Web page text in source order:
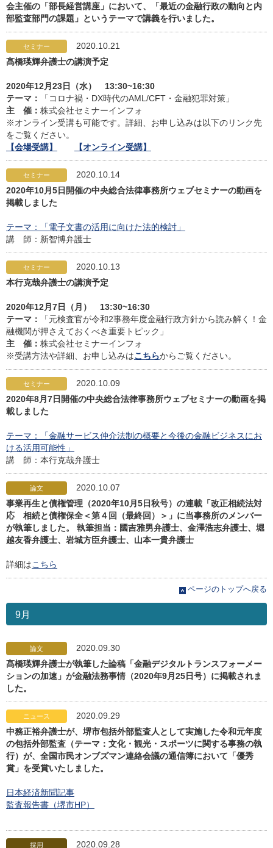
会主催の「部長経営講座」において、「最近の金融行政の動向と内
部監査部門の課題」というテーマで講義を行いました。
セミナー
2020.10.21
髙橋瑛輝弁護士の講演予定
2020年12月23日（水） 13:30~16:30
テーマ：
「コロナ禍・DX時代のAML/CFT・金融犯罪対策」
主 催： 株式会社セミナーインフォ
※オンライン受講も可能です。詳細、お申し込みは以下のリンク先
をご覧ください。
【会場受講】
【オンライン受講】
セミナー
2020.10.14
2020年10月5日開催の中央総合法律事務所ウェブセミナーの動画を
掲載しました
テーマ：「電子文書の活用に向けた法的検討」
講 師：新智博弁護士
セミナー
2020.10.13
本行克哉弁護士の講演予定
2020年12月7日（月） 13:30~16:30
テーマ：
「元検査官が令和2事務年度金融行政方針から読み解く！金
融機関が押さえておくべき重要トピック」
主 催： 株式会社セミナーインフォ
※受講方法や詳細、お申し込みはこちらからご覧ください。
セミナー
2020.10.09
2020年8月7日開催の中央総合法律事務所ウェブセミナーの動画を掲
載しました
テーマ：「金融サービス仲介法制の概要と今後の金融ビジネスにお
ける活用可能性」
講 師：本行克哉弁護士
論文
2020.10.07
事業再生と債権管理（2020年10月5日秋号）の連載「改正相続法対
応 相続と債権保全＜第４回（最終回）＞」に当事務所のメンバー
が執筆しました。 執筆担当：國吉雅男弁護士、金澤浩志弁護士、堀
越友香弁護士、岩城方臣弁護士、山本一貴弁護士
詳細はこちら
ページのトップへ戻る
9月
論文
2020.09.30
髙橋瑛輝弁護士が執筆した論稿「金融デジタルトランスフォーメー
ションの加速」が金融法務事情（2020年9月25日号）に掲載されま
した。
ニュース
2020.09.29
中務正裕弁護士が、堺市包括外部監査人として実施した令和元年度
の包括外部監査（テーマ：文化・観光・スポーツに関する事務の執
行）が、全国市民オンブズマン連絡会議の通信簿において「優秀
賞」を受賞いたしました。
日本経済新聞記事
監査報告書（堺市HP）
採用 2020.09.28